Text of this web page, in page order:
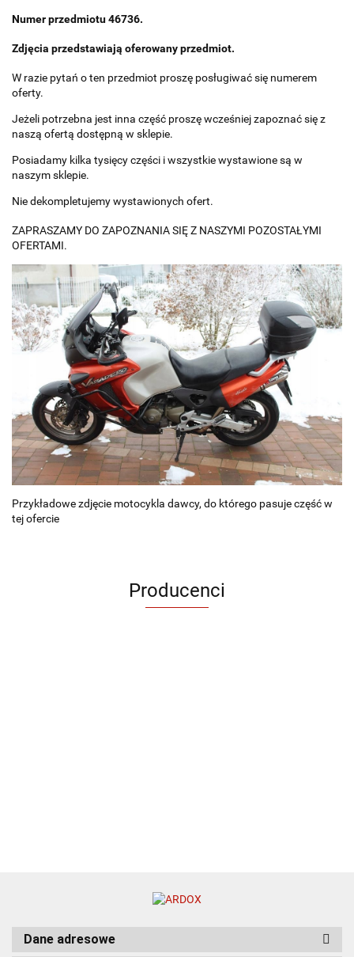
Numer przedmiotu 46736.
Zdjęcia przedstawiają oferowany przedmiot.
W razie pytań o ten przedmiot proszę posługiwać się numerem
oferty.
Jeżeli potrzebna jest inna część proszę wcześniej zapoznać się z
naszą ofertą dostępną w sklepie.
Posiadamy kilka tysięcy części i wszystkie wystawione są w
naszym sklepie.
Nie dekompletujemy wystawionych ofert.
ZAPRASZAMY DO ZAPOZNANIA SIĘ Z NASZYMI POZOSTAŁYMI
OFERTAMI.
Przykładowe zdjęcie motocykla dawcy, do którego pasuje część w
tej ofercie
Producenci
Dane adresowe